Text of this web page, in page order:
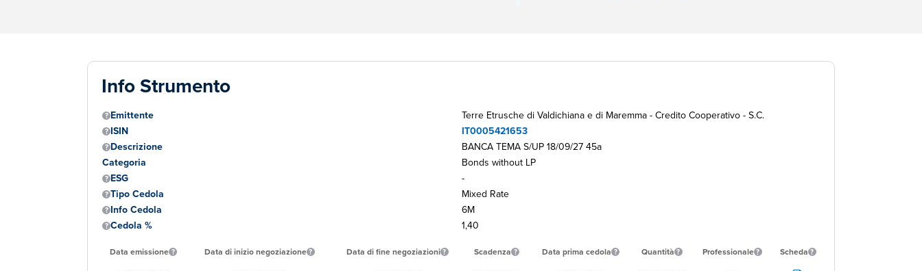
Info Strumento
Emittente
Terre Etrusche di Valdichiana e di Maremma - Credito Cooperativo - S.C.
ISIN
IT0005421653
Descrizione
BANCA TEMA S/UP 18/09/27 45a
Categoria
Bonds without LP
ESG
-
Tipo Cedola
Mixed Rate
Info Cedola
6M
Cedola %
1,40
Data emissione Data di inizio negoziazione Data di fine negoziazioni Scadenza Data prima cedola Quantità Professionale Scheda